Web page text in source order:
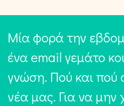
Μία φορά την
ένα email γεμάτο
γνώση. Πού και πού
νέα μας. Για να μην